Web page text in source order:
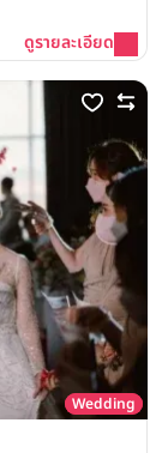
ดูรายละเอียด
Wedding